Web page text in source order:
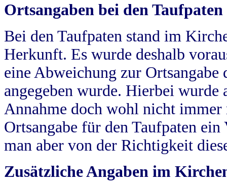
Ortsangaben bei den Taufpaten
Bei den Taufpaten stand im
Herkunft. Es wurde deshalb
eine Abweichung zur
angegeben wurde. Hierbei wurde
Annahme doch wohl nicht
Ortsangabe für den Taufpaten
man aber von der Richtigkeit
Zusätzliche Angaben im